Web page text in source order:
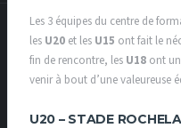
Les 3 équipes du centre de
les U20 et les U15 ont fait le
fin de rencontre, les U18 ont
venir à bout d’une valeureuse
U20 –STADE